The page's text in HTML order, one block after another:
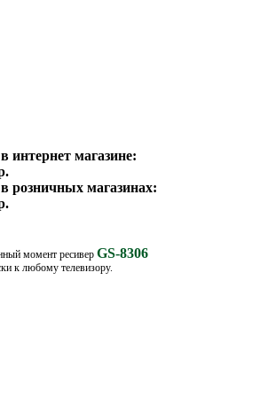
интернет магазине:
розничных магазинах:
момент ресивер GS-8306
к любому телевизору.